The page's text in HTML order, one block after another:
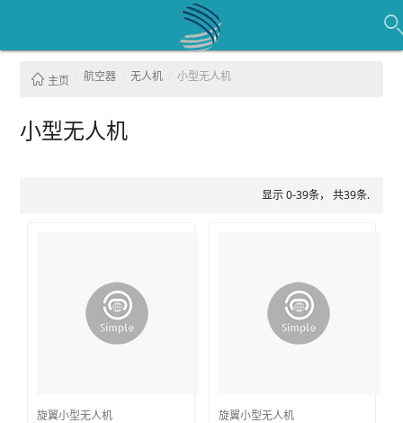
主页 航空器 无人机 小型无人机
小型无人机
显示 0-39条， 共39条.
旋翼小型无人机 旋翼小型无人机